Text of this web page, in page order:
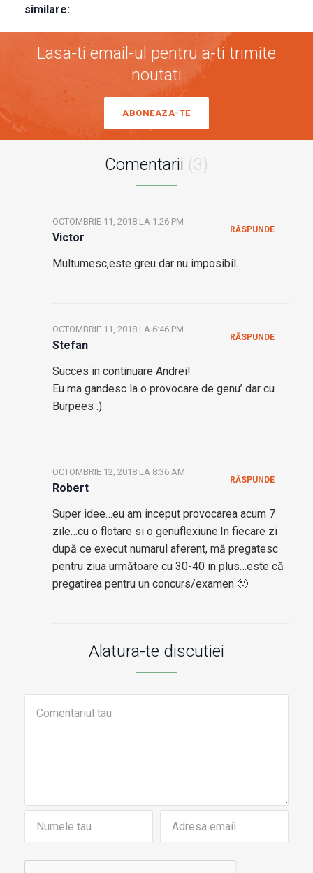
similare:
Lasa-ti email-ul pentru a-ti trimite
noutati
ABONEAZA-TE
Comentarii (3)
Victor
OCTOMBRIE 11, 2018 LA 1:26 PM
Multumesc,este greu dar nu imposibil.
RĂSPUNDE
Stefan
OCTOMBRIE 11, 2018 LA 6:46 PM
Succes in continuare Andrei!
Eu ma gandesc la o provocare de genu’ dar cu
Burpees :).
RĂSPUNDE
Robert
OCTOMBRIE 12, 2018 LA 8:36 AM
Super idee…eu am inceput provocarea acum 7
zile…cu o flotare si o genuflexiune.In fiecare zi
după ce execut numarul aferent, mă pregatesc
pentru ziua următoare cu 30-40 in plus…este că
pregatirea pentru un concurs/examen 🙂
RĂSPUNDE
Alatura-te discutiei